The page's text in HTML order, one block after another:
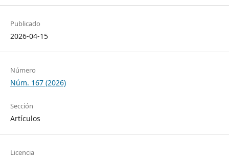
Publicado
2026-04-15
Número
Núm. 167 (2026)
Sección
Artículos
Licencia